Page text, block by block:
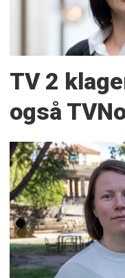
TV 2
også